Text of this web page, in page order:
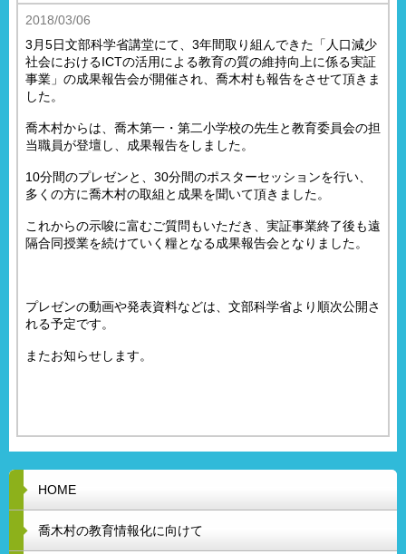
2018/03/06
3月5日文部科学省講堂にて、3年間取り組んできた「人口減少
社会におけるICTの活用による教育の質の維持向上に係る実証
事業」の成果報告会が開催され、喬木村も報告をさせて頂きま
した。
喬木村からは、喬木第一・第二小学校の先生と教育委員会の担
当職員が登壇し、成果報告をしました。
10分間のプレゼンと、30分間のポスターセッションを行い、
多くの方に喬木村の取組と成果を聞いて頂きました。
これからの示唆に富むご質問もいただき、実証事業終了後も遠
隔合同授業を続けていく糧となる成果報告会となりました。
プレゼンの動画や発表資料などは、文部科学省より順次公開さ
れる予定です。
またお知らせします。
HOME
喬木村の教育情報化に向けて